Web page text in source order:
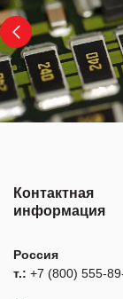
Контактная
информация
Россия
т.: +7 (800) 555-